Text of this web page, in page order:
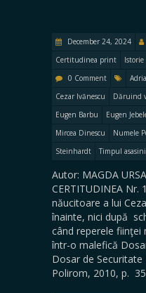
December 24, 2024
Certitudinea print
Istorie
0 Comment
Cezar Ivănescu
Dăruind
Eugen Barbu
Eugen
Mircea Dinescu
Numele
Steinhardt
Timpul
Autor: MAGDA
CERTITUDINEA Nr.
năucitoare a lui
înainte, nici după
când reperele
într-o malefică
Dosar de
Polirom, 2010, p.